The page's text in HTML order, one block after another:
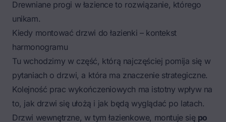
Drewniane progi w łazience to rozwiązanie, którego
unikam.
Kiedy montować drzwi do łazienki – kontekst
harmonogramu
Tu wchodzimy w część, którą najczęściej pomija się w
pytaniach o drzwi, a która ma znaczenie strategiczne.
Kolejność prac wykończeniowych ma istotny wpływ na
to, jak drzwi się ułożą i jak będą wyglądać po latach.
Drzwi wewnętrzne, w tym łazienkowe, montuje się po